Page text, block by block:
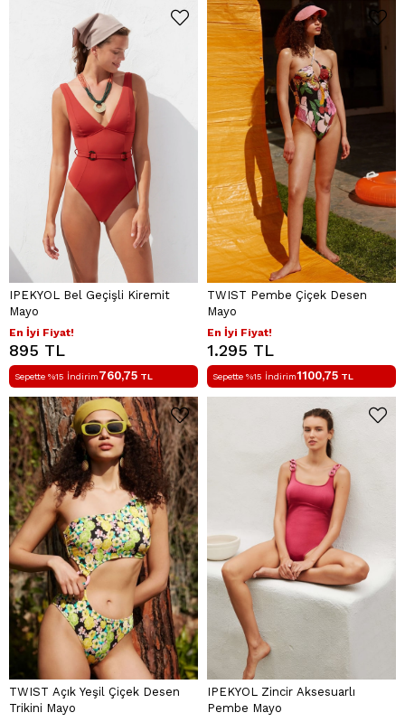
IPEKYOL Bel Geçişli Kiremit
Mayo
En İyi Fiyat!
895 TL
Sepette %15 İndirim760,75 TL
TWIST Pembe Çiçek Desen
Mayo
En İyi Fiyat!
1.295 TL
Sepette %15 İndirim1100,75 TL
TWIST Açık Yeşil Çiçek Desen
Trikini Mayo
IPEKYOL Zincir Aksesuarlı
Pembe Mayo